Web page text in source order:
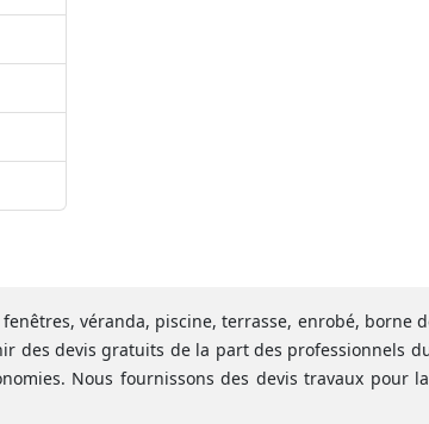
véranda, piscine, terrasse, enrobé, borne
des devis gratuits de la part des professionnels
Nous fournissons des devis travaux pour